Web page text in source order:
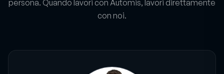
persona. Quando lavori con Automis, lavori direttamente
con noi.